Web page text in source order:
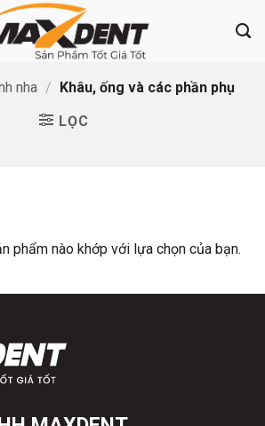
nha / Khâu, ống và các phần phụ
LỌC
phẩm nào khớp với lựa chọn của bạn.